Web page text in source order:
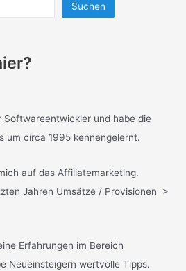
Suchen
Softwareentwickler und habe die
um circa 1995 kennengelernt.
auf das Affiliatemarketing.
Jahren Umsätze / Provisionen >
Erfahrungen im Bereich
Neueinsteigern wertvolle Tipps.